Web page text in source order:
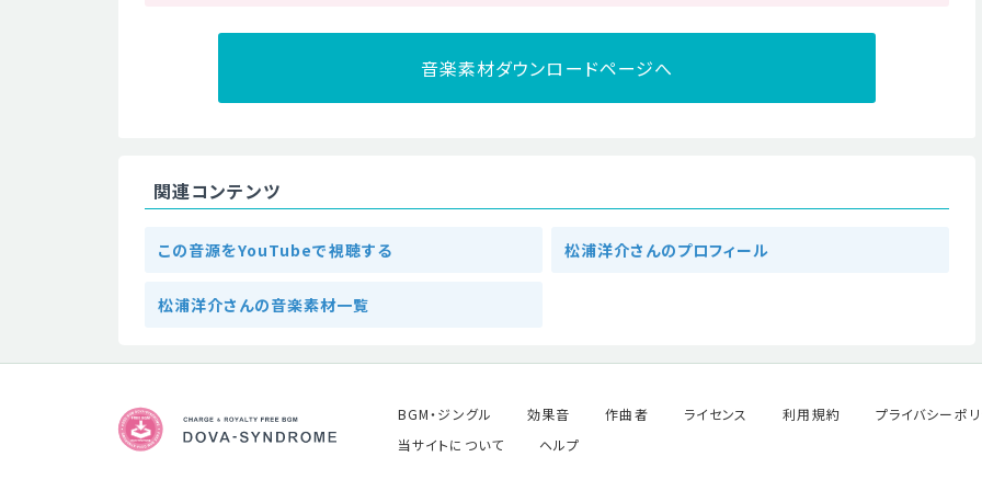
音楽素材ダウンロードページへ
関連コンテンツ
この音源をYouTubeで視聴する 松浦洋介さんのプロフィール
松浦洋介さんの音楽素材一覧
BGM・ジングル 効果音 作曲者 ライセンス 利用規約 プライバシーポ
当サイトについて
ヘルプ